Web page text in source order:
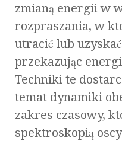
zmianą energii w
rozpraszania, w
utracić lub
przekazując
Techniki te
temat dynamiki
zakres czasowy,
spektroskopią